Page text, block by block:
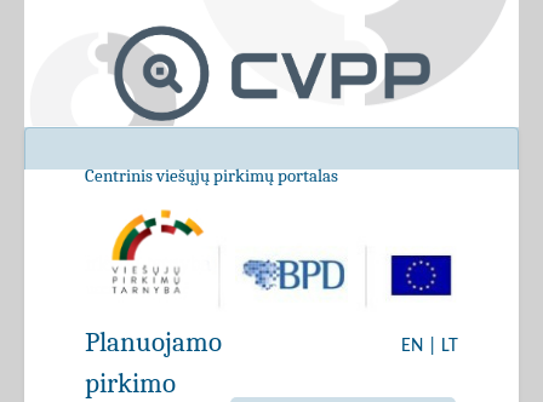
Centrinis viešųjų pirkimų portalas
EN LT
Planuojamo
pirkimo